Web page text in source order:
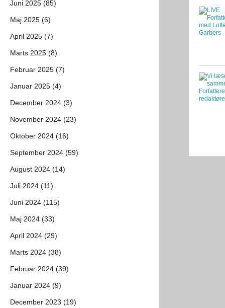
Juni 2025 (85)
Maj 2025 (6)
April 2025 (7)
Marts 2025 (8)
Februar 2025 (7)
Januar 2025 (4)
December 2024 (3)
November 2024 (23)
Oktober 2024 (16)
September 2024 (59)
August 2024 (14)
Juli 2024 (11)
Juni 2024 (115)
Maj 2024 (33)
April 2024 (29)
Marts 2024 (38)
Februar 2024 (39)
Januar 2024 (9)
December 2023 (19)